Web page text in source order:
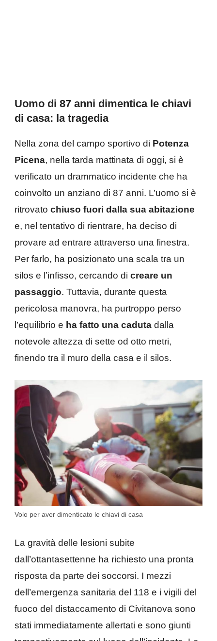
Uomo di 87 anni dimentica le chiavi
di casa: la tragedia
Nella zona del campo sportivo di Potenza
Picena, nella tarda mattinata di oggi, si è
verificato un drammatico incidente che ha
coinvolto un anziano di 87 anni. L’uomo si è
ritrovato chiuso fuori dalla sua abitazione
e, nel tentativo di rientrare, ha deciso di
provare ad entrare attraverso una finestra.
Per farlo, ha posizionato una scala tra un
silos e l’infisso, cercando di creare un
passaggio. Tuttavia, durante questa
pericolosa manovra, ha purtroppo perso
l’equilibrio e ha fatto una caduta dalla
notevole altezza di sette od otto metri,
finendo tra il muro della casa e il silos.
Volo per aver dimenticato le chiavi di casa
La gravità delle lesioni subite
dall’ottantasettenne ha richiesto una pronta
risposta da parte dei soccorsi. I mezzi
dell’emergenza sanitaria del 118 e i vigili del
fuoco del distaccamento di Civitanova sono
stati immediatamente allertati e sono giunti